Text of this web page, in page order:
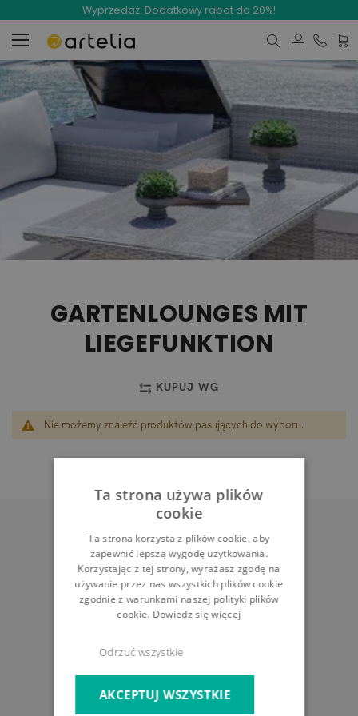
Wyprzedaż: Dodatkowy rabat do 20%!
Mój
GARTENLOUNGES MIT
LIEGEFUNKTION
KUPUJ WG
Nie możemy znaleźć produktów pasujących do wyboru.
O FIRMIE
Ta strona używa plików
cookie
Ta strona korzysta z plików cookie, aby
zapewnić lepszą wygodę użytkowania.
Korzystając z tej strony, wyrażasz zgodę na
używanie przez nas wszystkich plików cookie
zgodnie z warunkami naszej polityki plików
cookie. Dowiedz się więcej
AKCEPTUJ WSZYSTKIE
Odrzuć wszystkie